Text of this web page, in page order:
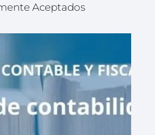
Aceptados